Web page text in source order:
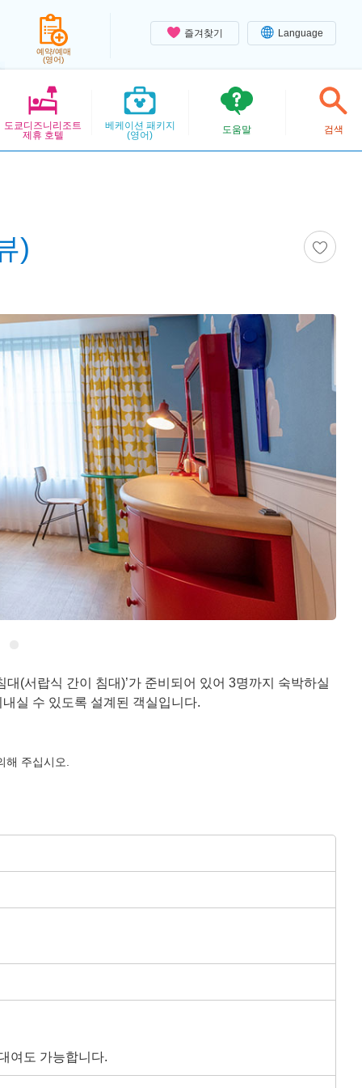
즐겨찾기 Language
예약/예매
(영어)
도쿄디즈니리조트
제휴 호텔
베케이션 패키지
(영어)
도움말 검색
)
(서랍식 간이 침대)’가 준비되어 있어 3명까지 숙박하실
실 수 있도록 설계된 객실입니다.
주십시오.
여도 가능합니다.